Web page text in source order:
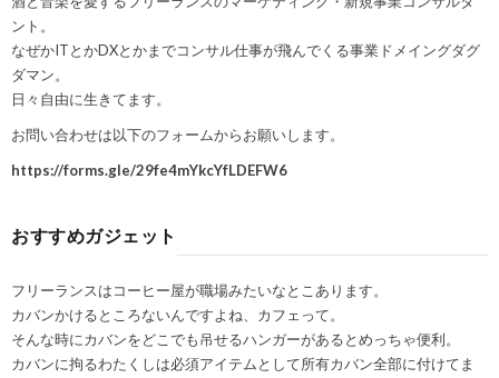
ント。
なぜかITとかDXとかまでコンサル仕事が飛んでくる事業ドメイングダグ
ダマン。
日々自由に生きてます。
お問い合わせは以下のフォームからお願いします。
https://forms.gle/29fe4mYkcYfLDEFW6
おすすめガジェット
フリーランスはコーヒー屋が職場みたいなとこあります。
カバンかけるところないんですよね、カフェって。
そんな時にカバンをどこでも吊せるハンガーがあるとめっちゃ便利。
カバンに拘るわたくしは必須アイテムとして所有カバン全部に付けてま